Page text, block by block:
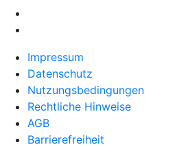
Impressum
Datenschutz
Nutzungsbedingungen
Rechtliche Hinweise
AGB
Barrierefreiheit